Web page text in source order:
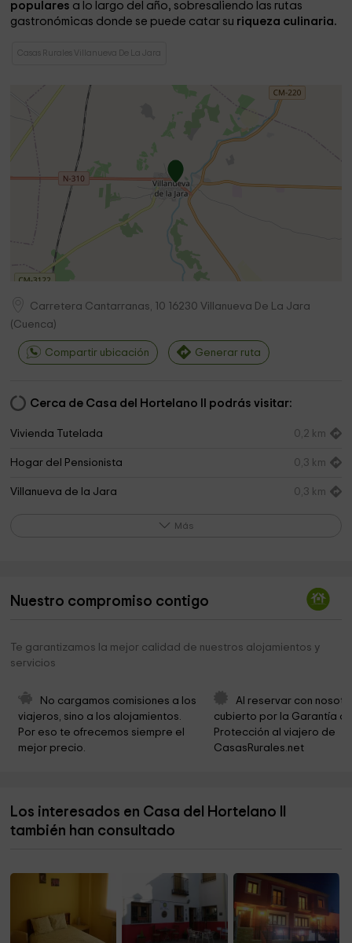
populares a lo largo del año, sobresaliendo las rutas
gastronómicas donde se puede catar su riqueza culinaria.
Casas Rurales Villanueva De La Jara
Carretera Cantarranas, 10 16230 Villanueva De La Jara
(Cuenca)
Compartir ubicación Generar ruta
Cerca de Casa del Hortelano II podrás visitar:
Vivienda Tutelada 0,2 km
Hogar del Pensionista 0,3 km
Villanueva de la Jara 0,3 km
Basílica de Nuestra Señora de la Asunción
Ermita de San Antonio 0,5 km
Ermita de San Isidro
Ermita de San Miguel
Ermita de San Isidro
Pinar de San Isidro 7,3 km
Iglesia de Nuestra Señora de la Asunción
Más
Nuestro compromiso contigo
Te garantizamos la mejor calidad de nuestros alojamientos y
servicios
No cargamos comisiones a los
viajeros, sino a los alojamientos.
Por eso te ofrecemos siempre el
mejor precio.
Al reservar con
cubierto por la Garantía
Protección al viajero de
CasasRurales.net
Los interesados en Casa del Hortelano II
también han consultado